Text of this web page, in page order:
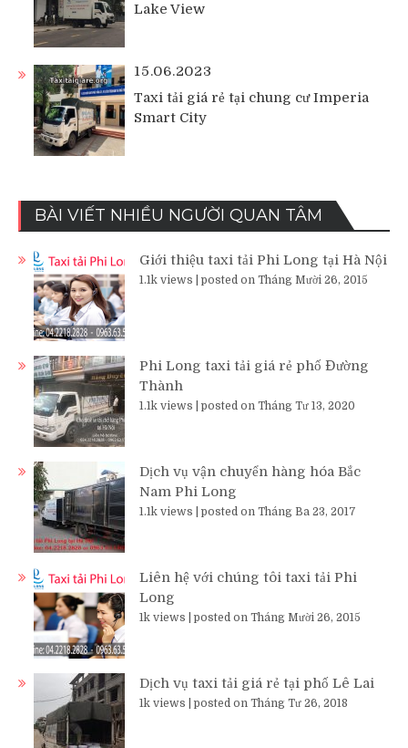
Lake View
15.06.2023
Taxi tải giá rẻ tại chung cư Imperia
Smart City
BÀI VIẾT NHIỀU NGƯỜI QUAN TÂM
Giới thiệu taxi tải Phi Long tại Hà Nội
1.1k views posted on Tháng Mười 26, 2015
Phi Long taxi tải giá rẻ phố Đường
Thành
1.1k views posted on Tháng Tư 13, 2020
Dịch vụ vận chuyển hàng hóa Bắc
Nam Phi Long
1.1k views posted on Tháng Ba 23, 2017
Liên hệ với chúng tôi taxi tải Phi
Long
1k views posted on Tháng Mười 26, 2015
Dịch vụ taxi tải giá rẻ tại phố Lê Lai
1k views posted on Tháng Tư 26, 2018